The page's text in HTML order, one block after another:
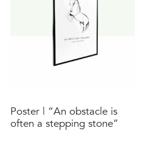
Poster | “An obstacle is
often a stepping stone”